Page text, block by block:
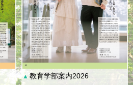
▲ 教育学部案内2026